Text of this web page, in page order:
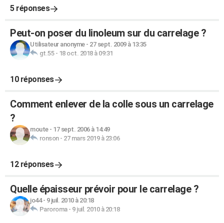
5 réponses
Peut-on poser du linoleum sur du carrelage ?
Utilisateur anonyme- 27 sept. 2009 à 13:35
gt.55- 18 oct. 2018 à 09:31
10 réponses
Comment enlever de la colle sous un carrelage
?
moute- 17 sept. 2006 à 14:49
ronson- 27 mars 2019 à 23:06
12 réponses
Quelle épaisseur prévoir pour le carrelage ?
jo44- 9 juil. 2010 à 20:18
Paroroma- 9 juil. 2010 à 20:18